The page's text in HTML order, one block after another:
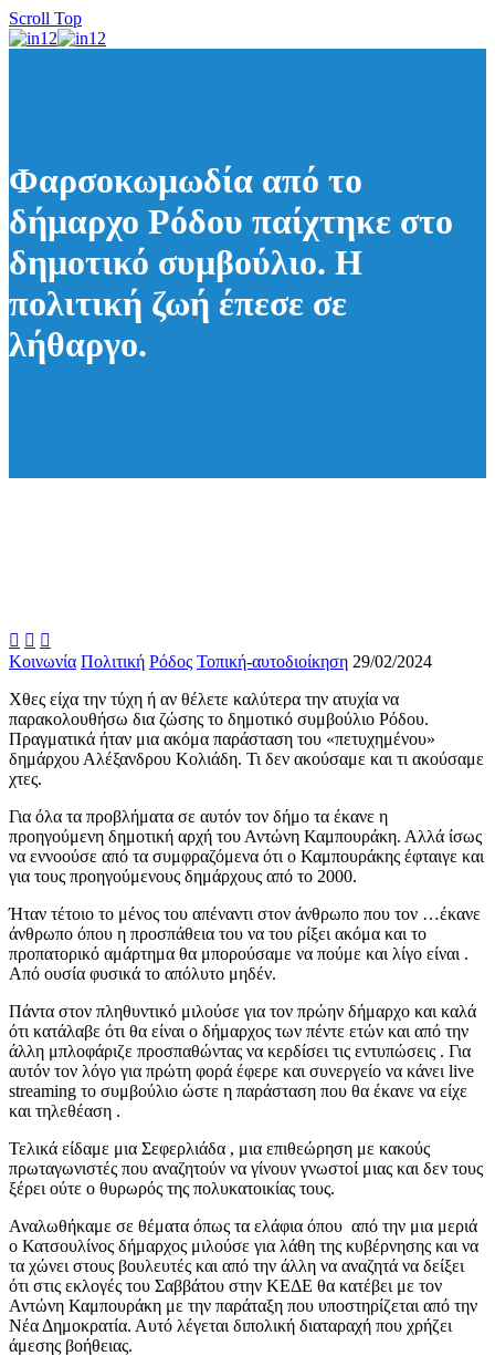
Scroll Top
Φαρσοκωμωδία από το
δήμαρχο Ρόδου παίχτηκε στο
δημοτικό συμβούλιο. Η
πολιτική ζωή έπεσε σε
λήθαργο.
  
Κοινωνία Πολιτική Ρόδος Τοπική-αυτοδιοίκηση 29/02/2024
Χθες είχα την τύχη ή αν θέλετε καλύτερα την ατυχία να
παρακολουθήσω δια ζώσης το δημοτικό συμβούλιο Ρόδου.
Πραγματικά ήταν μια ακόμα παράσταση του «πετυχημένου»
δημάρχου Αλέξανδρου Κολιάδη. Τι δεν ακούσαμε και τι ακούσαμε
χτες.
Για όλα τα προβλήματα σε αυτόν τον δήμο τα έκανε η
προηγούμενη δημοτική αρχή του Αντώνη Καμπουράκη. Αλλά ίσως
να εννοούσε από τα συμφραζόμενα ότι ο Καμπουράκης έφταιγε και
για τους προηγούμενους δημάρχους από το 2000.
Ήταν τέτοιο το μένος του απέναντι στον άνθρωπο που τον …έκανε
άνθρωπο όπου η προσπάθεια του να του ρίξει ακόμα και το
προπατορικό αμάρτημα θα μπορούσαμε να πούμε και λίγο είναι .
Από ουσία φυσικά το απόλυτο μηδέν.
Πάντα στον πληθυντικό μιλούσε για τον πρώην δήμαρχο και καλά
ότι κατάλαβε ότι θα είναι ο δήμαρχος των πέντε ετών και από την
άλλη μπλοφάριζε προσπαθώντας να κερδίσει τις εντυπώσεις . Για
αυτόν τον λόγο για πρώτη φορά έφερε και συνεργείο να κάνει live
streaming το συμβούλιο ώστε η παράσταση που θα έκανε να είχε
και τηλεθέαση .
Τελικά είδαμε μια Σεφερλιάδα , μια επιθεώρηση με κακούς
πρωταγωνιστές που αναζητούν να γίνουν γνωστοί μιας και δεν τους
ξέρει ούτε ο θυρωρός της πολυκατοικίας τους.
Αναλωθήκαμε σε θέματα όπως τα ελάφια όπου από την μια μεριά
ο Κατσουλίνος δήμαρχος μιλούσε για λάθη της κυβέρνησης και να
τα χώνει στους βουλευτές και από την άλλη να αναζητά να δείξει
ότι στις εκλογές του Σαββάτου στην ΚΕΔΕ θα κατέβει με τον
Αντώνη Καμπουράκη με την παράταξη που υποστηρίζεται από την
Νέα Δημοκρατία. Αυτό λέγεται διπολική διαταραχή που χρήζει
άμεσης βοήθειας.